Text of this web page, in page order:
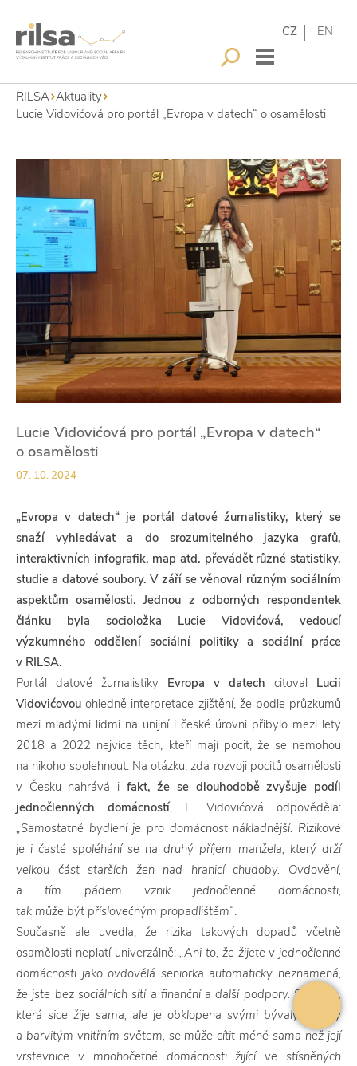
CZ EN
RILSA Aktuality
Lucie Vidovićová pro portál „Evropa v datech“ o osamělosti
Lucie Vidovićová pro portál „Evropa v datech“
o osamělosti
07. 10. 2024
„Evropa v datech“ je portál datové žurnalistiky, který se
snaží vyhledávat a do srozumitelného jazyka grafů,
interaktivních infografik, map atd. převádět různé statistiky,
studie a datové soubory. V září se věnoval různým sociálním
aspektům osamělosti. Jednou z odborných respondentek
článku byla socioložka Lucie Vidovićová, vedoucí
výzkumného oddělení sociální politiky a sociální práce
v RILSA.
Portál datové žurnalistiky Evropa v datech citoval Lucii
Vidovićovou ohledně interpretace zjištění, že podle průzkumů
mezi mladými lidmi na unijní i české úrovni přibylo mezi lety
2018 a 2022 nejvíce těch, kteří mají pocit, že se nemohou
na nikoho spolehnout. Na otázku, zda rozvoji pocitů osamělosti
v Česku nahrává i fakt, že se dlouhodobě zvyšuje podíl
jednočlenných domácností, L. Vidovićová odpověděla:
„Samostatné bydlení je pro domácnost nákladnější. Rizikové
je i časté spoléhání se na druhý příjem manžela, který drží
velkou část starších žen nad hranicí chudoby. Ovdovění,
a tím pádem vznik jednočlenné domácnosti,
tak může být příslovečným propadlištěm“.
Současně ale uvedla, že rizika takových dopadů včetně
osamělosti neplatí univerzálně:„Ani to, že žijete v jednočlenné
domácnosti jako ovdovělá seniorka automaticky neznamená,
že jste bez sociálních sítí a finanční a další podpory. Seniorka,
která sice žije sama, ale je obklopena svými bývalými žáky
a barvitým vnitřním světem, se může cítit méně sama než její
vrstevnice v mnohočetné domácnosti žijící ve stísněných